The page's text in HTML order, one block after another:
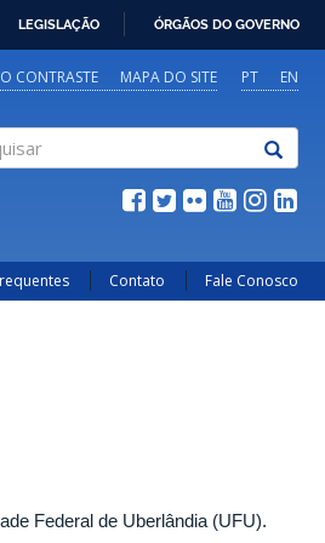
LEGISLAÇÃO ÓRGÃOS DO GOVERNO
PT EN
CONTRASTE MAPA DO SITE
Contato Fale Conosco
Federal de Uberlândia (UFU).